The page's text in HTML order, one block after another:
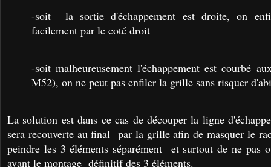
-soit la sortie d'échappement est droite, on
facilement par le coté droit
-soit malheureusement l'échappement est courbé
M52), on ne peut pas enfiler la grille sans risquer
La solution est dans ce cas de découper la ligne
sera recouverte au final par la grille afin de masquer le
peindre les 3 éléments séparément et surtout de ne pas
avant le montage définitif des 3 éléments.